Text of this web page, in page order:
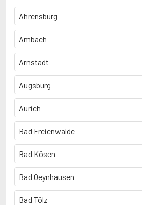
Ahrensburg
Ambach
Arnstadt
Augsburg
Aurich
Bad Freienwalde
Bad Kösen
Bad Oeynhausen
Bad Tölz